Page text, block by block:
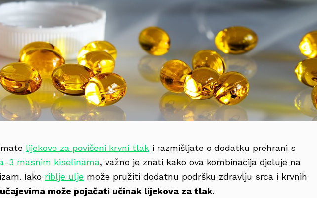
lijekove za povišeni krvni tlak i razmišljate o dodatku prehrani s
3 masnim kiselinama, važno je znati kako ova kombinacija djeluje na
Iako riblje ulje može pružiti dodatnu podršku zdravlju srca i krvnih
može pojačati učinak lijekova za tlak.